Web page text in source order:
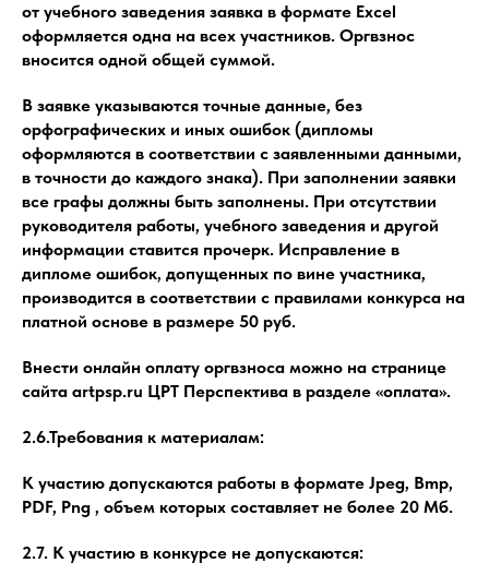
от учебного заведения заявка в формате Excel
оформляется одна на всех участников. Оргвзнос
вносится одной общей суммой.
В заявке указываются точные данные, без
орфографических и иных ошибок (дипломы
оформляются в соответствии с заявленными данными,
в точности до каждого знака). При заполнении заявки
все графы должны быть заполнены. При отсутствии
руководителя работы, учебного заведения и другой
информации ставится прочерк. Исправление в
дипломе ошибок, допущенных по вине участника,
производится в соответствии с правилами конкурса на
платной основе в размере 50 руб.
Внести онлайн оплату оргвзноса можно на странице
сайта artpsp.ru ЦРТ Перспектива в разделе «оплата».
2.6.Требования к материалам:
К участию допускаются работы в формате Jpeg, Bmp,
PDF, Png , объем которых составляет не более 20 Мб.
2.7. К участию в конкурсе не допускаются: